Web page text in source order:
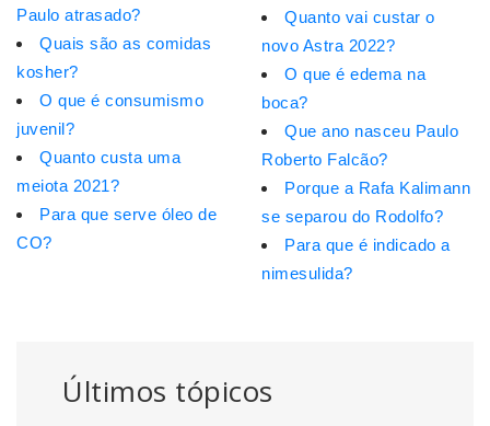
Últimos tópicos
Paulo atrasado?
Quais são as comidas
kosher?
O que é consumismo
juvenil?
Quanto custa uma
meiota 2021?
Para que serve óleo de
CO?
Quanto vai custar o
novo Astra 2022?
O que é edema na
boca?
Que ano nasceu Paulo
Roberto Falcão?
Porque a Rafa Kalimann
se separou do Rodolfo?
Para que é indicado a
nimesulida?